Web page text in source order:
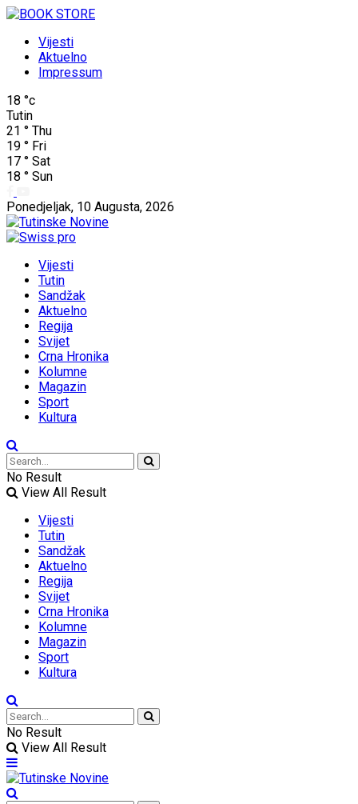
Vijesti
Aktuelno
Impressum
18 °c
Tutin
21 ° Thu
19 ° Fri
17 ° Sat
18 ° Sun
Ponedjeljak, 10 Augusta, 2026
Vijesti
Tutin
Sandžak
Aktuelno
Regija
Svijet
Crna Hronika
Kolumne
Magazin
Sport
Kultura
No Result
View All Result
Vijesti
Tutin
Sandžak
Aktuelno
Regija
Svijet
Crna Hronika
Kolumne
Magazin
Sport
Kultura
No Result
View All Result